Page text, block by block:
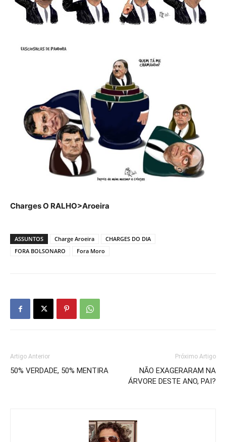
Charges O RALHO>Aroeira
ASSUNTOS Charge Aroeira
CHARGES DO DIA
FORA BOLSONARO
Fora Moro
Artigo Anterior
50% VERDADE, 50% MENTIRA
Próximo Artigo
NÃO EXAGERARAM NA
ÁRVORE DESTE ANO, PAI?